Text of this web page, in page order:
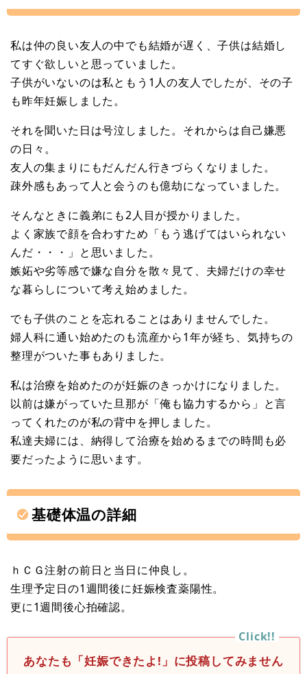
私は仲の良い友人の中でも結婚が遅く、子供は結婚し
てすぐ欲しいと思っていました。
子供がいないのは私ともう1人の友人でしたが、その子
も昨年妊娠しました。
それを聞いた日は号泣しました。それからは自己嫌悪
の日々。
友人の集まりにもだんだん行きづらくなりました。
疎外感もあって人と会うのも億劫になっていました。
そんなときに義弟にも2人目が授かりました。
よく家族で顔を合わすため「もう逃げてはいられない
んだ・・・」と思いました。
嫉妬や劣等感で嫌な自分を散々見て、夫婦だけの幸せ
な暮らしについて考え始めました。
でも子供のことを忘れることはありませんでした。
婦人科に通い始めたのも流産から1年が経ち、気持ちの
整理がついた事もありました。
私は治療を始めたのが妊娠のきっかけになりました。
以前は嫌がっていた旦那が「俺も協力するから」と言
ってくれたのが私の背中を押しました。
私達夫婦には、納得して治療を始めるまでの時間も必
要だったように思います。
基礎体温の詳細
ｈＣＧ注射の前日と当日に仲良し。
生理予定日の1週間後に妊娠検査薬陽性。
更に1週間後心拍確認。
あなたも「妊娠できたよ!」に投稿してみません